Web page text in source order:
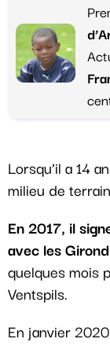
Lorsqu’il a 14
milieu de
En 2017, il
avec les
quelques mois
Ventspils.
En janvier